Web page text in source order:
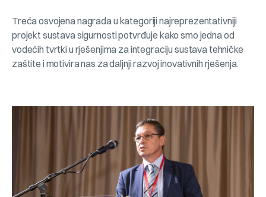
Treća osvojena nagrada u kategoriji najreprezentativniji
projekt sustava sigurnosti potvrđuje kako smo jedna od
vodećih tvrtki u rješenjima za integraciju sustava tehničke
zaštite i motivira nas za daljnji razvoj inovativnih rješenja.